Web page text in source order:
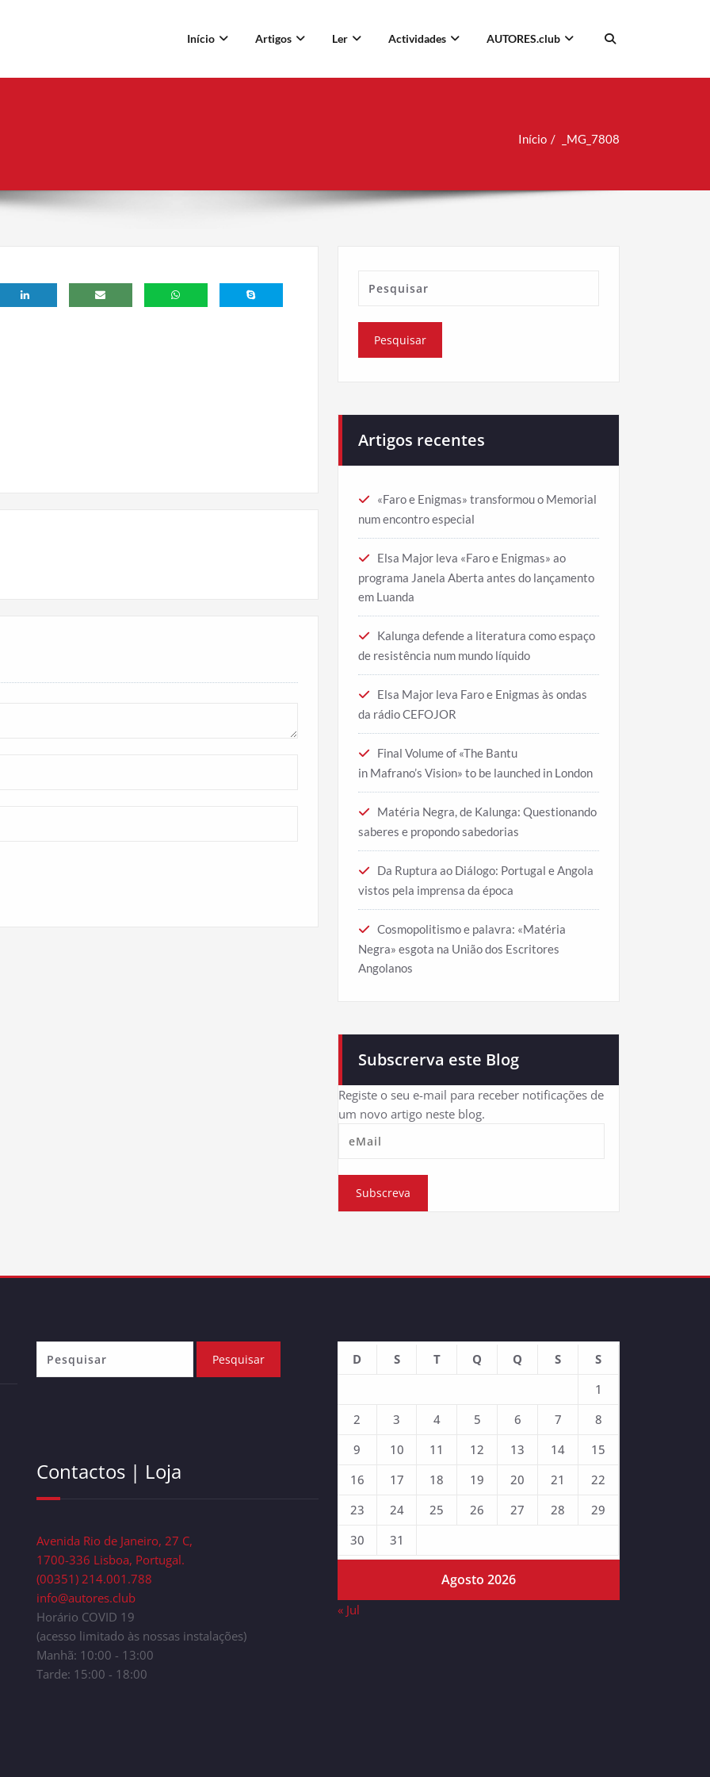
Início Artigos Ler Actividades AUTORES.club
Início _MG_7808
Artigos recentes
«Faro e Enigmas» transformou o Memorial
num encontro especial
Elsa Major leva «Faro e Enigmas» ao
programa Janela Aberta antes do lançamento
em Luanda
Kalunga defende a literatura como espaço
de resistência num mundo líquido
Elsa Major leva Faro e Enigmas às ondas
da rádio CEFOJOR
Final Volume of «The Bantu
in Mafrano’s Vision» to be launched in London
Matéria Negra, de Kalunga: Questionando
saberes e propondo sabedorias
Da Ruptura ao Diálogo: Portugal e Angola
vistos pela imprensa da época
Cosmopolitismo e palavra: «Matéria
Negra» esgota na União dos Escritores
Angolanos
Subscrerva este Blog
Registe o seu e-mail para receber notificações de
um novo artigo neste blog.
Subscreva
Contactos | Loja
Avenida Rio de Janeiro, 27 C,
1700-336 Lisboa, Portugal.
(00351) 214.001.788
info@autores.club
Horário COVID 19
(acesso limitado às nossas instalações)
Manhã: 10:00 - 13:00
Tarde: 15:00 - 18:00
Agosto 2026
D S T Q Q S
S
1
2
3 4 5 6 7
8
9
10 11 12 13 14
15
16
17 18 19 20 21
22
23
24 25 26 27 28
29
30
31
« Jul